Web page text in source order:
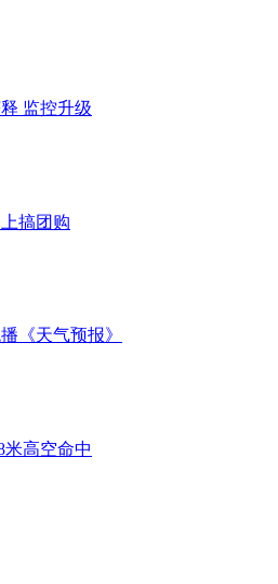
监控升级
搞团购
《天气预报》
米高空命中